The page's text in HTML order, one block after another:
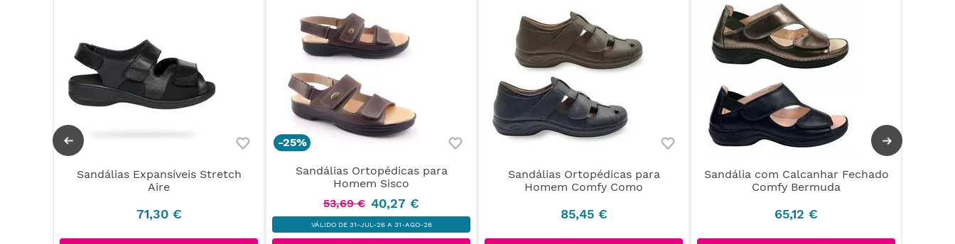
Sandálias Expansíveis Stretch
Aire
71,30 €
-25%
Sandálias Ortopédicas para
Homem Sisco
53,69 € 40,27 €
VÁLIDO DE 31-JUL-26 A 31-AGO-26
Sandálias Ortopédicas para
Homem Comfy Como
85,45 €
Sandália com Calcanhar Fechado
Comfy Bermuda
65,12 €